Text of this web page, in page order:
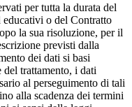
per tutta la durata del
o del Contratto
la sua risoluzione, per il
previsti dalla
dei dati si basi
trattamento, i dati
al perseguimento di tali
alla scadenza dei termini